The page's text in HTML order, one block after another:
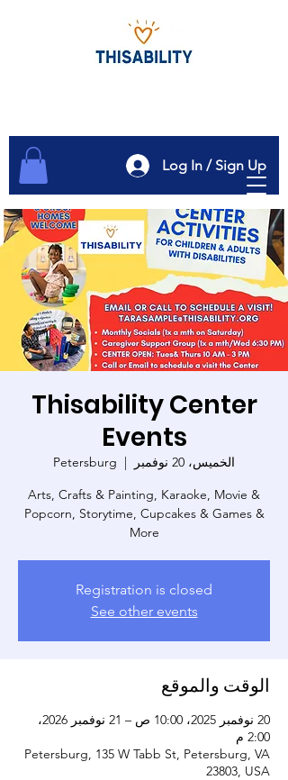
Log In / Sign Up
Thisability Center
Events
الخميس، 20 نوفمبر
  |
Petersburg
Arts, Crafts & Painting, Karaoke, Movie &
Popcorn, Storytime, Cupcakes & Games &
More
Registration is closed
See other events
الوقت والموقع
20 نوفمبر 2025، 10:00 ص – 21 نوفمبر 2026،
2:00 م
Petersburg, 135 W Tabb St, Petersburg, VA
23803, USA